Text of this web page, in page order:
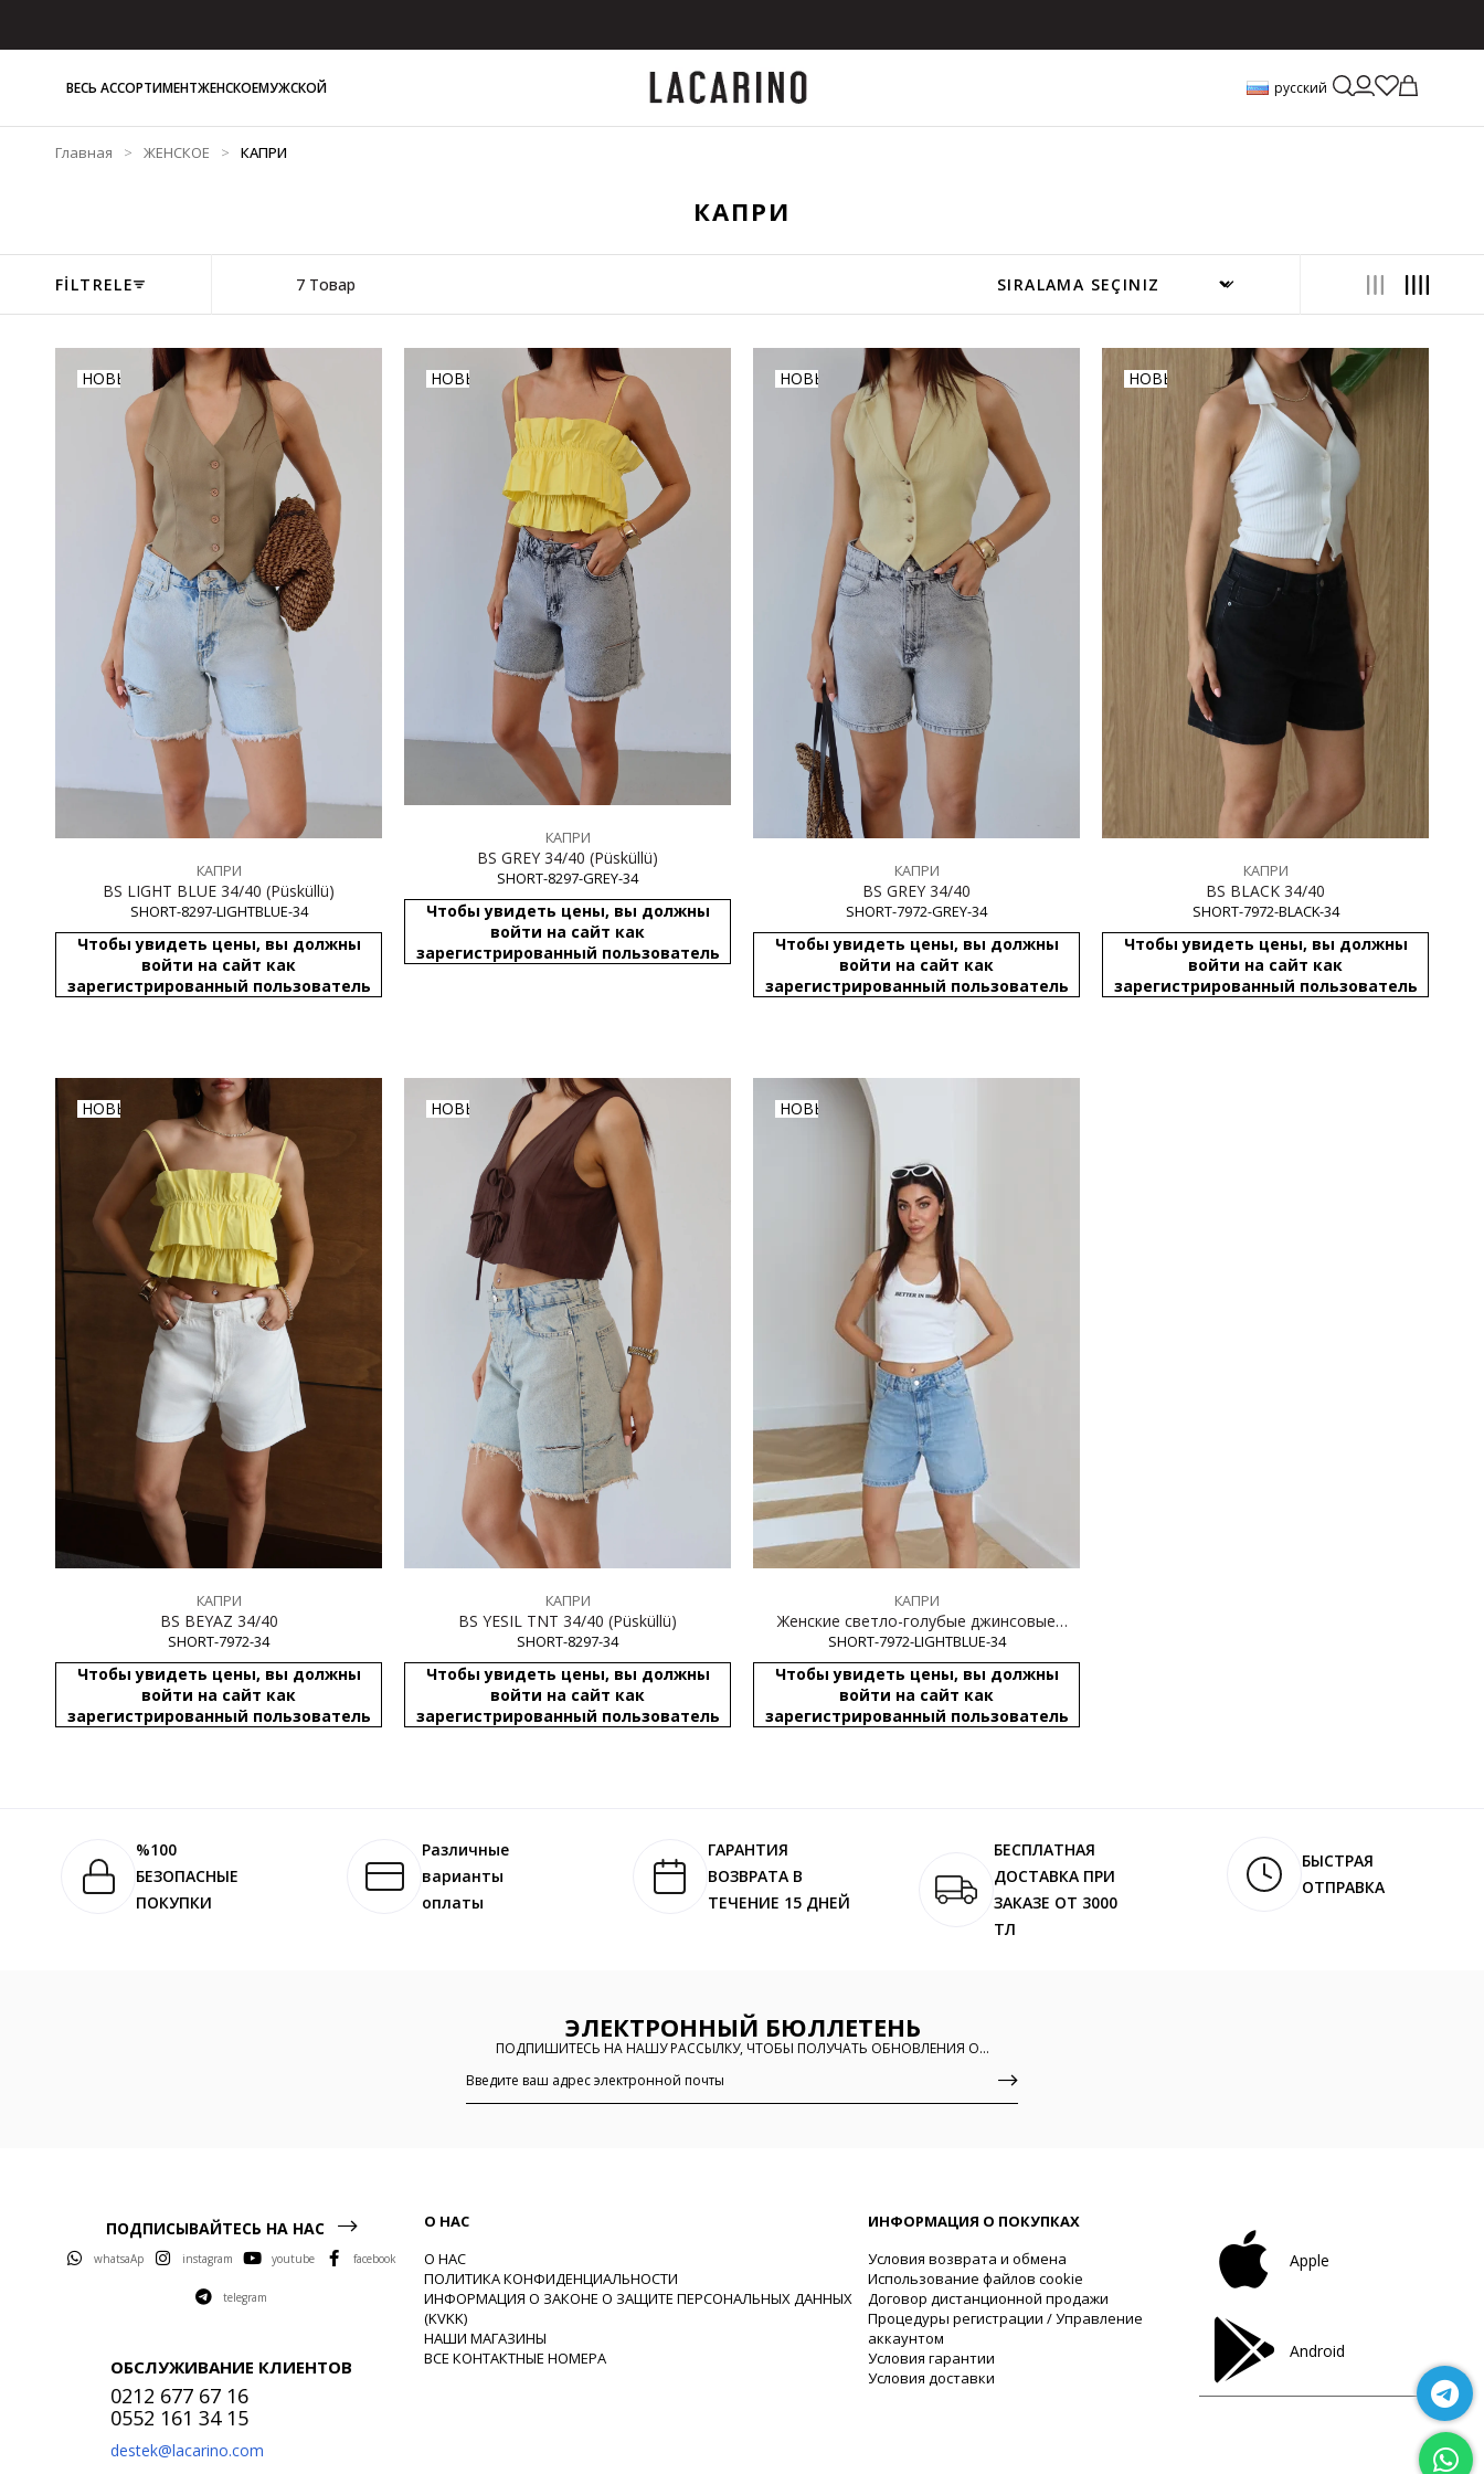
ВЕСЬ АССОРТИМЕНТЖЕНСКОЕМУЖСКОЙ русский
Главная ЖЕНСКОЕ КАПРИ
КАПРИ
7 Товар
FİLTRELE
КАПРИ
BS LIGHT BLUE 34/40 (Püsküllü)
SHORT-8297-LIGHTBLUE-34
Чтобы увидеть цены, вы должны
войти на сайт как
зарегистрированный пользователь
НОВЫЙ
ТОВАР
КАПРИ
BS GREY 34/40 (Püsküllü)
SHORT-8297-GREY-34
Чтобы увидеть цены, вы должны
войти на сайт как
зарегистрированный пользователь
НОВЫЙ
КАПРИ
BS GREY 34/40
SHORT-7972-GREY-34
Чтобы увидеть цены, вы должны
войти на сайт как
зарегистрированный пользователь
НОВЫЙ
КАПРИ
BS BLACK 34/40
SHORT-7972-BLACK-34
Чтобы увидеть цены, вы должны
войти на сайт как
зарегистрированный пользователь
НОВЫЙ
ТОВАР
КАПРИ
BS BEYAZ 34/40
SHORT-7972-34
Чтобы увидеть цены, вы должны
войти на сайт как
зарегистрированный пользователь
НОВЫЙ
КАПРИ
BS YESIL TNT 34/40 (Püsküllü)
SHORT-8297-34
Чтобы увидеть цены, вы должны
войти на сайт как
зарегистрированный пользователь
НОВЫЙ
КАПРИ
Женские светло-голубые джинсовые
шорты с эффектом потертости
SHORT-7972-LIGHTBLUE-34
Чтобы увидеть цены, вы должны
войти на сайт как
зарегистрированный пользователь
НОВЫЙ
%100
БЕЗОПАСНЫЕ
ПОКУПКИ
Различные
варианты
оплаты
ГАРАНТИЯ
ВОЗВРАТА В
ТЕЧЕНИЕ 15 ДНЕЙ
БЕСПЛАТНАЯ
ДОСТАВКА ПРИ
ЗАКАЗЕ ОТ 3000
ТЛ
БЫСТРАЯ
ОТПРАВКА
ЭЛЕКТРОННЫЙ БЮЛЛЕТЕНЬ
ПОДПИШИТЕСЬ НА НАШУ РАССЫЛКУ, ЧТОБЫ ПОЛУЧАТЬ ОБНОВЛЕНИЯ О...
ПОДПИСЫВАЙТЕСЬ НА НАС
whatsaAp instagram youtube facebook
telegram
ОБСЛУЖИВАНИЕ КЛИЕНТОВ
0212 677 67 16
0552 161 34 15
destek@lacarino.com
О НАС
О НАС
ПОЛИТИКА КОНФИДЕНЦИАЛЬНОСТИ
ИНФОРМАЦИЯ О ЗАКОНЕ О ЗАЩИТЕ ПЕРСОНАЛЬНЫХ ДАННЫХ
(KVKK)
НАШИ МАГАЗИНЫ
ВСЕ КОНТАКТНЫЕ НОМЕРА
ИНФОРМАЦИЯ О ПОКУПКАХ
Условия возврата и обмена
Использование файлов cookie
Договор дистанционной продажи
Процедуры регистрации / Управление
аккаунтом
Условия гарантии
Условия доставки
Apple
Android